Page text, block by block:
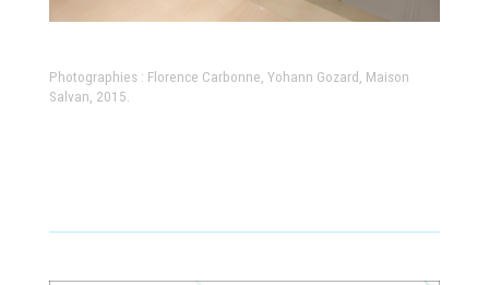
Photographies : Florence Carbonne, Yohann Gozard, Maison
Salvan, 2015.